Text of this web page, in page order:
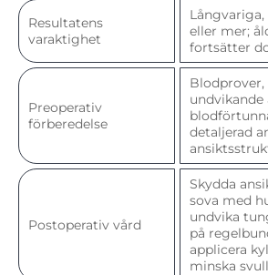
Resultatens
varaktighet
eller mer;
fortsätter
Preoperativ
förberedelse
undvikande
detaljerad
Postoperativ vård
Skydda
sova med
undvika
på
applicera
minska